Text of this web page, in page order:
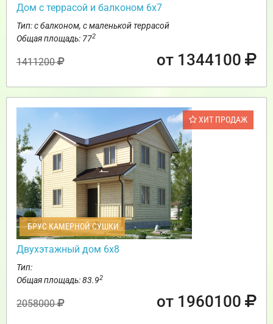
Дом с террасой и балконом 6х7
Тип: с балконом, с маленькой террасой
Общая площадь: 772
1411200 от 1344100
ХИТ ПРОДАЖ
БРУС КАМЕРНОЙ СУШКИ
Двухэтажный дом 6х8
Тип:
Общая площадь: 83.92
2058000 от 1960100